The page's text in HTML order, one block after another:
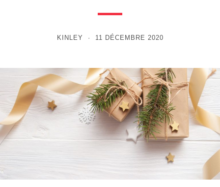
KINLEY 11 DÉCEMBRE 2020